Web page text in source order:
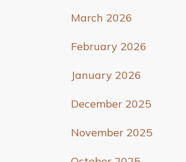
March 2026
February 2026
January 2026
December 2025
November 2025